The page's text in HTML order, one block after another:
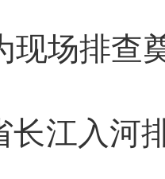
现场排查
长江入河